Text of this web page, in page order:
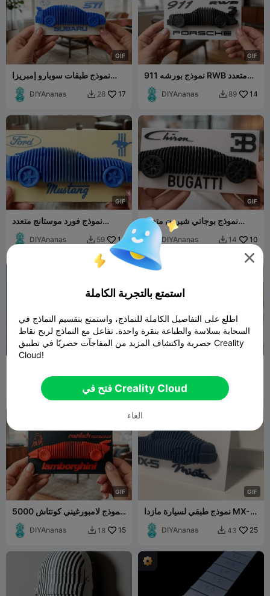
GIF
نموذج طبقات سوبارو إمبريزا
WRX
DIYAnanas  28 17
GIF
نموذج بورشه 911 RWB متعدد
الطبقات
DIYAnanas  89 14
GIF
نموذج فورد موستانج متعدد
الطبقات
DIYAnanas  59 14
GIF
نموذج بوجاتي شيرون متعدد
الطبقات
DIYAnanas  14 10
Edna Lab 116 54
الطبقات
DIYAnanas 35
GIF
نموذج لامبورغيني كونتاش 5000
متعدد الطبقات
DIYAnanas  18 15
GIF
نموذج طبقي لسيارة مازدا MX-5
مياتا
DIYAnanas  43 25

استمتع بالتجربة الكاملة
اطلع على التفاصيل الكاملة للنماذج، واستمتع بتقسيم النماذج في
السحابة بسلاسة والطباعة بنقرة واحدة. تفاعل مع النماذج لربح نقاط
حصرية واكتشاف المزيد من المفاجآت حصريًا في تطبيق Creality
Cloud!
فتح في Creality Cloud
الغاء